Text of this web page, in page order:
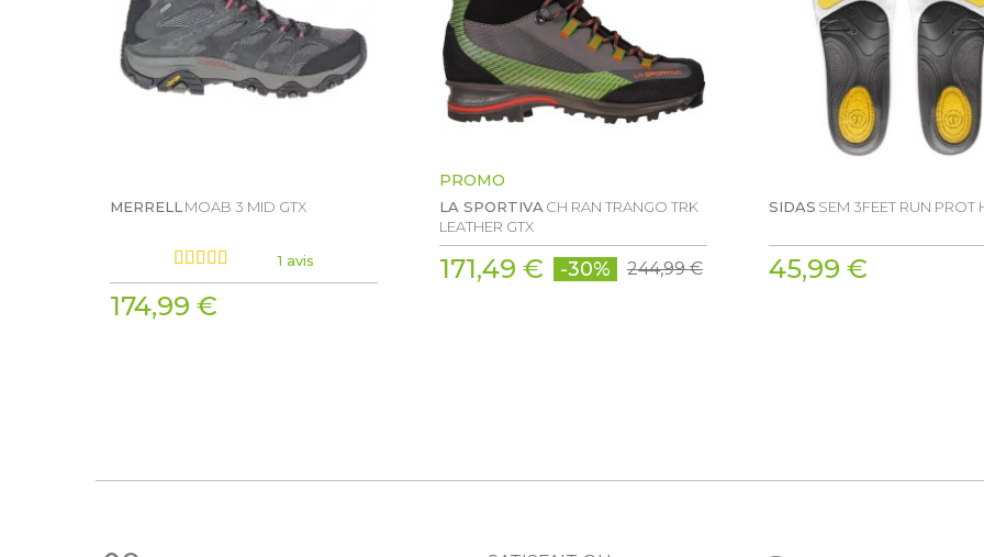
MERRELL MOAB 3 MID GTX
1 avis
174,99 €
PROMO
LA SPORTIVA CH RAN TRANGO TRK
LEATHER GTX
171,49 € -30% 244,99 €
SIDAS SEM 3FEET RUN PROT
45,99 €